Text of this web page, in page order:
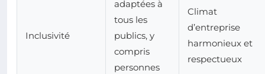
Inclusivité
adaptées à
tous les
publics, y
compris
personnes
Climat
d’entreprise
harmonieux et
respectueux